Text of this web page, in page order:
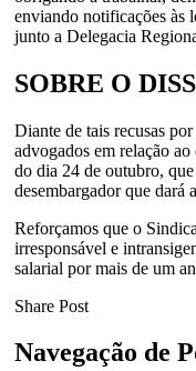
enviando notificações às
junto a Delegacia
SOBRE O
Diante de tais recusas
advogados em relação
do dia 24 de outubro,
desembargador que dará
Reforçamos que o
irresponsável e
salarial por mais de um
Share Post
Navegação de